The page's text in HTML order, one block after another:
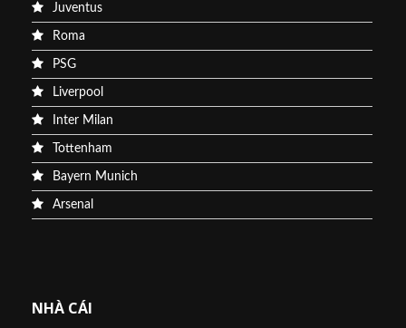
Juventus
Roma
PSG
Liverpool
Inter Milan
Tottenham
Bayern Munich
Arsenal
NHÀ CÁI